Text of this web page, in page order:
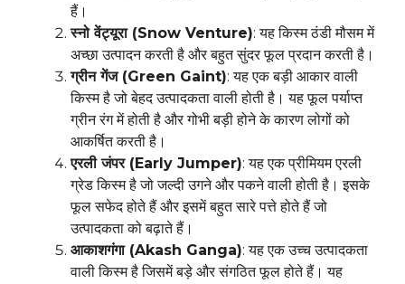
हैं।
स्नो वेंट्यूरा (Snow Venture): यह किस्म ठंडी मौसम में
अच्छा उत्पादन करती है और बहुत सुंदर फूल प्रदान करती है।
ग्रीन गेंज (Green Gaint): यह एक बड़ी आकार वाली
किस्म है जो बेहद उत्पादकता वाली होती है। यह फूल पर्याप्त
ग्रीन रंग में होती है और गोभी बड़ी होने के कारण लोगों को
आकर्षित करती है।
एरली जंपर (Early Jumper): यह एक प्रीमियम एरली
ग्रेड किस्म है जो जल्दी उगने और पकने वाली होती है। इसके
फूल सफेद होते हैं और इसमें बहुत सारे पत्ते होते हैं जो
उत्पादकता को बढ़ाते हैं।
आकाशगंगा (Akash Ganga): यह एक उच्च उत्पादकता
वाली किस्म है जिसमें बड़े और संगठित फूल होते हैं। यह